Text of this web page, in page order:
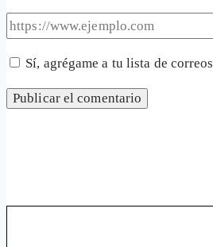
Sí, agrégame a tu lista de correos